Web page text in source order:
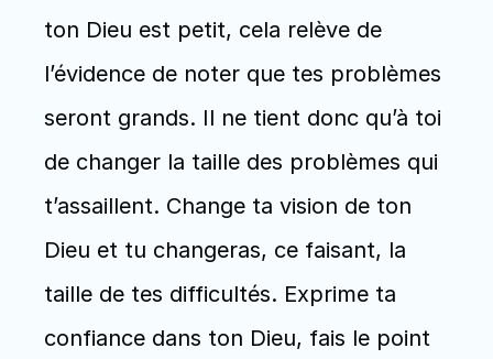
ton Dieu est petit, cela relève de
l’évidence de noter que tes problèmes
seront grands. Il ne tient donc qu’à toi
de changer la taille des problèmes qui
t’assaillent. Change ta vision de ton
Dieu et tu changeras, ce faisant, la
taille de tes difficultés. Exprime ta
confiance dans ton Dieu, fais le point